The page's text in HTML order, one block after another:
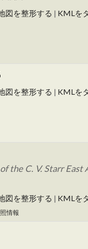
図を整形する | KMLを
図を整形する | KMLを
of the C. V. Starr
図を整形する | KMLを
情報